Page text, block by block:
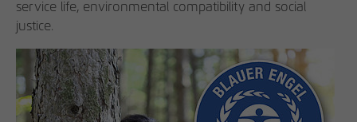
service life, environmental compatibility and social
justice.